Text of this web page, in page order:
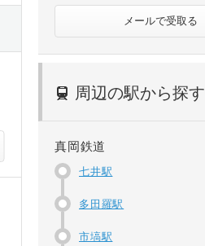
メールで受取る
周辺の駅から探す
真岡鉄道
七井駅
多田羅駅
市塙駅